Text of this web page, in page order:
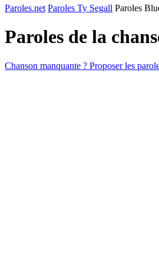
Paroles.net Paroles Ty Segall Paroles
Paroles de la
Chanson manquante ? Proposer les